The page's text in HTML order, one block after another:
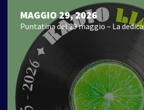
MAGGIO 29, 2026
Puntatina del 29 maggio – La dedica